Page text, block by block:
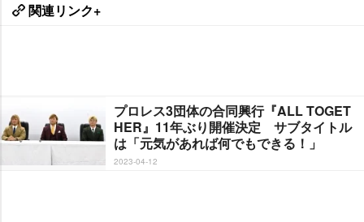
関連リンク+
プロレス3団体の合同興行『ALL TOGET
HER』11年ぶり開催決定 サブタイトル
は「元気があれば何でもできる！」
2023-04-12